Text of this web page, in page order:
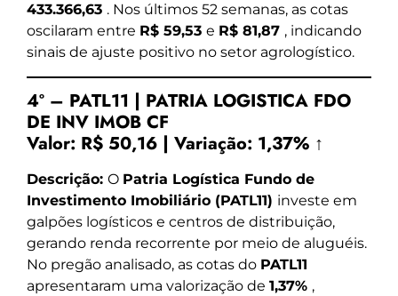
433.366,63 . Nos últimos 52 semanas, as cotas
oscilaram entre R$ 59,53 e R$ 81,87 , indicando
sinais de ajuste positivo no setor agrologístico.
4º – PATL11 | PATRIA LOGISTICA FDO
DE INV IMOB CF
Valor: R$ 50,16 | Variação: 1,37% ↑
Descrição: O Patria Logística Fundo de
Investimento Imobiliário (PATL11) investe em
galpões logísticos e centros de distribuição,
gerando renda recorrente por meio de aluguéis.
No pregão analisado, as cotas do PATL11
apresentaram uma valorização de 1,37% ,